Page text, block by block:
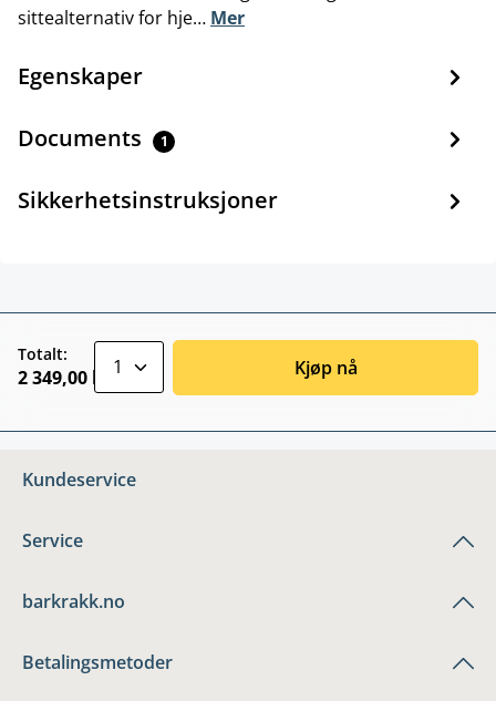
sittealternativ for hje… Mer
Egenskaper
Documents 1
Sikkerhetsinstruksjoner
Totalt:
2 349,00 kr Kjøp nå
Kundeservice
Service
barkrakk.no
Betalingsmetoder